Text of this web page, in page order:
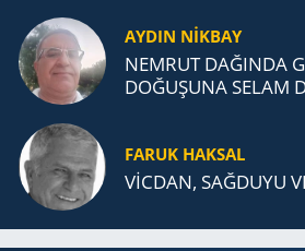
AYDIN NİKBAY
NEMRUT DAĞINDA
DOĞUŞUNA SELAM
FARUK HAKSAL
VİCDAN, SAĞ­DU­YU